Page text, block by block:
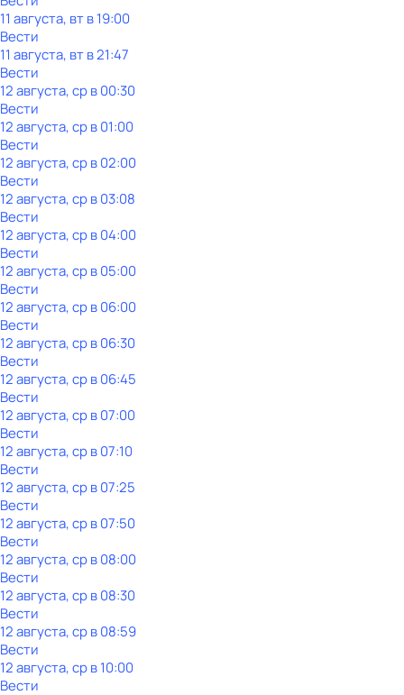
11 августа, вт в 19:00
Вести
11 августа, вт в 21:47
Вести
12 августа, ср в 00:30
Вести
12 августа, ср в 01:00
Вести
12 августа, ср в 02:00
Вести
12 августа, ср в 03:08
Вести
12 августа, ср в 04:00
Вести
12 августа, ср в 05:00
Вести
12 августа, ср в 06:00
Вести
12 августа, ср в 06:30
Вести
12 августа, ср в 06:45
Вести
12 августа, ср в 07:00
Вести
12 августа, ср в 07:10
Вести
12 августа, ср в 07:25
Вести
12 августа, ср в 07:50
Вести
12 августа, ср в 08:00
Вести
12 августа, ср в 08:30
Вести
12 августа, ср в 08:59
Вести
12 августа, ср в 10:00
Вести